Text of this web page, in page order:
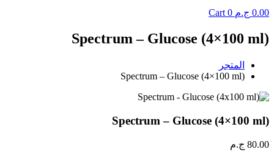
0.00 ج.م 0
Cart
Spectrum – Glucose (4×100 ml)
المتجر
Spectrum – Glucose (4×100 ml)
Spectrum – Glucose (4×100 ml)
80.00 ج.م